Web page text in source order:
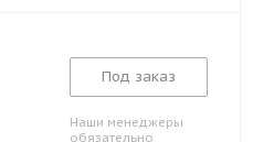
Под заказ
Наши менеджеры
обязательно